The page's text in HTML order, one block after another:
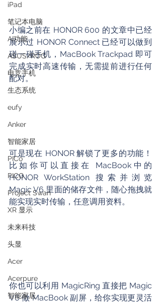
iPad
笔记本电脑
AI功能
ASUS/ROG
电竞手机
生态系统
eufy
Anker
智能家居
PICo
PICO
Project Swan
XR 显示
未来科技
头显
Acer
Acerpure
智能家居
小编之前在 HONOR 600 的文章中已经
展示过 HONOR Connect 已经可以做到
碰一碰手机，MacBook Trackpad 即可
完成实时高速传输，无需提前进行任何
配对。
可是现在 HONOR 解锁了更多的功能！
比如你可以直接在 MacBook中的
HONOR WorkStation 搜索并浏览
Magic V6 里面的储存文件，随心拖拽就
能实现实时传输，任意调用资料。
你也可以利用 MagicRing 直接把 Magic
V6 做 MacBook 副屏，给你实现更灵活